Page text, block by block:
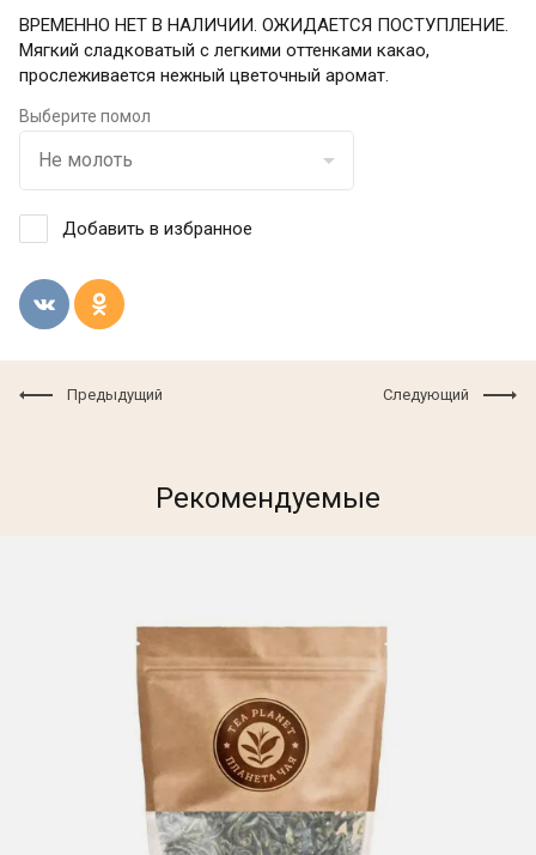
ВРЕМЕННО НЕТ В НАЛИЧИИ. ОЖИДАЕТСЯ ПОСТУПЛЕНИЕ.
Мягкий сладковатый с легкими оттенками какао,
прослеживается нежный цветочный аромат.
Выберите помол
Добавить в избранное
Предыдущий Следующий
Рекомендуемые